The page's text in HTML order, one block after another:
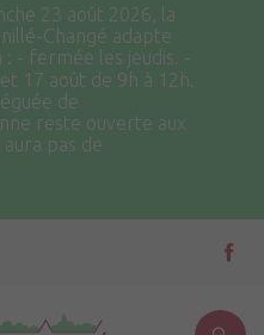
23 août 2026, la
Changé adapte
- fermée les jeudis. -
17 août de 9h à 12h.
de
reste ouverte aux
pas de